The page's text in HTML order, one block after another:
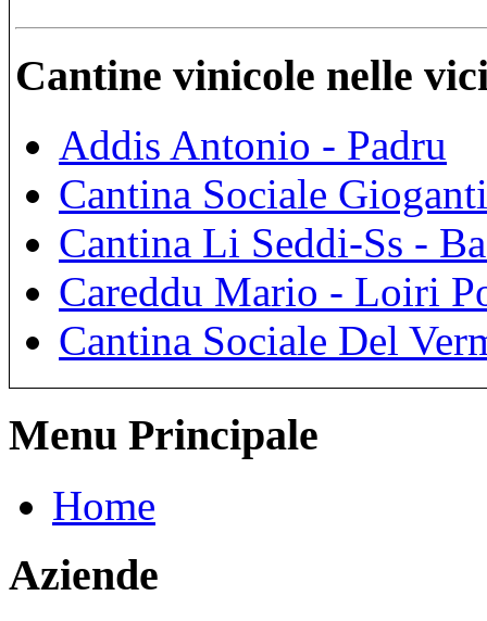
Cantine vinicole nelle
Addis Antonio - Padru
Cantina Sociale
Cantina Li Seddi-Ss -
Careddu Mario - Loiri
Cantina Sociale Del
Menu Principale
Home
Aziende